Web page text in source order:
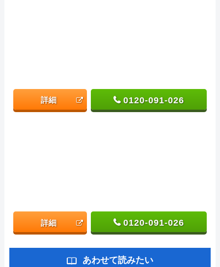
詳細 0120-091-026
詳細 0120-091-026
あわせて読みたい